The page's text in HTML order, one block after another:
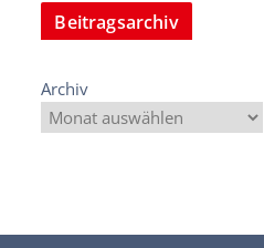
Beitragsarchiv
Archiv